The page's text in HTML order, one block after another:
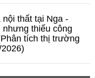
nội thất tại Nga -
thiếu công
tích thị trường